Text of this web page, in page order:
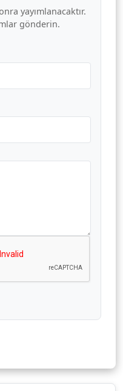
yayımlanacaktır.
gönderin.